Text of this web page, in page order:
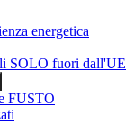
energetica
SOLO fuori dall'UE
FUSTO